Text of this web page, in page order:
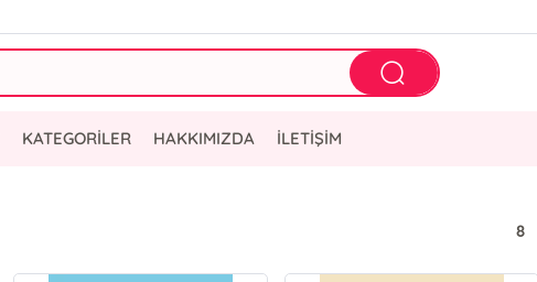
KATEGORİLER HAKKIMIZDA İLETİŞİM
8